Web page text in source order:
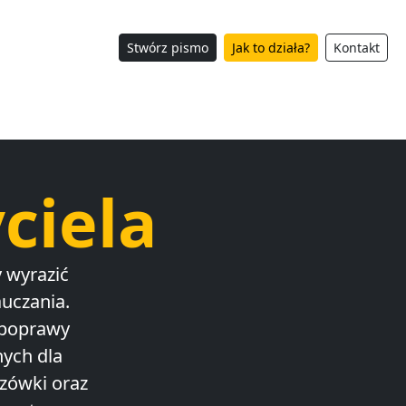
Stwórz pismo Jak to działa? Kontakt
wyrazić
dla
oraz